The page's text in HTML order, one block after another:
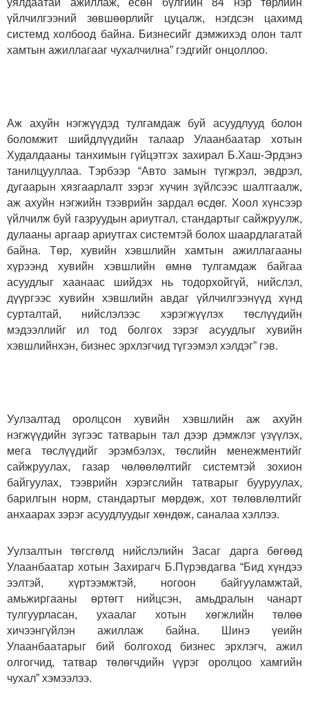
үйлчилгээний зөвшөөрлийг цуцалж, нэгдсэн цахимд
системд холбоод байна. Бизнесийг дэмжихэд олон талт
хамтын ажиллагааг чухалчилна” гэдгийг онцоллоо.
Аж ахуйн нэгжүүдэд тулгамдаж буй асуудлууд болон
боломжит шийдлүүдийн талаар Улаанбаатар хотын
Худалдааны танхимын гүйцэтгэх захирал Б.Хаш-Эрдэнэ
танилцууллаа. Тэрбээр “Авто замын түгжрэл, эвдрэл,
дугаарын хязгаарлалт зэрэг хүчин зүйлсээс шалтгаалж,
аж ахуйн нэгжийн тээврийн зардал өсдөг. Хоол хүнсээр
үйлчилж буй газруудын ариутгал, стандартыг сайжруулж,
дулааны аргаар ариутгах системтэй болох шаардлагатай
байна. Төр, хувийн хэвшлийн хамтын ажиллагааны
хүрээнд хувийн хэвшлийн өмнө тулгамдаж байгаа
асуудлыг хаанаас шийдэх нь тодорхойгүй, нийслэл,
дүүргээс хувийн хэвшлийн авдаг үйлчилгээнүүд хүнд
сурталтай, нийслэлээс хэрэгжүүлэх төслүүдийн
мэдээллийг ил тод болгох зэрэг асуудлыг хувийн
хэвшлийнхэн, бизнес эрхлэгчид түгээмэл хэлдэг” гэв.
Уулзалтад оролцсон хувийн хэвшлийн аж ахуйн
нэгжүүдийн зүгээс татварын тал дээр дэмжлэг үзүүлэх,
мега төслүүдийг эрэмбэлэх, төслийн менежментийг
сайжруулах, газар чөлөөлөлтийг системтэй зохион
байгуулах, тээврийн хэрэгслийн татварыг бууруулах,
барилгын норм, стандартыг мөрдөж, хот төлөвлөлтийг
анхаарах зэрэг асуудлуудыг хөндөж, саналаа хэллээ.
Уулзалтын төгсгөлд нийслэлийн Засаг дарга бөгөөд
Улаанбаатар хотын Захирагч Б.Пүрэвдагва “Бид хүндээ
ээлтэй, хүртээмжтэй, ногоон байгууламжтай,
амьжиргааны өртөгт нийцсэн, амьдралын чанарт
тулгуурласан, ухаалаг хотын хөгжлийн төлөө
хичээнгүйлэн ажиллаж байна. Шинэ үеийн
Улаанбаатарыг бий болгоход бизнес эрхлэгч, ажил
олгогчид, татвар төлөгчдийн үүрэг оролцоо хамгийн
чухал” хэмээлээ.